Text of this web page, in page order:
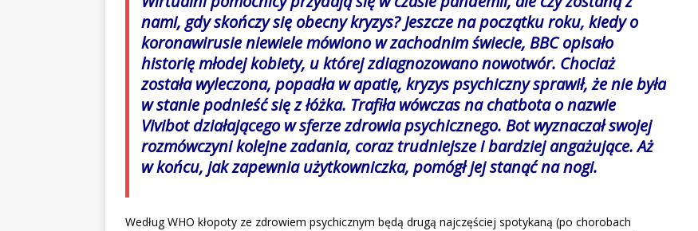
nami, gdy skończy się obecny kryzys? Jeszcze na początku roku, kiedy o
koronawirusie niewiele mówiono w zachodnim świecie, BBC opisało
historię młodej kobiety, u której zdiagnozowano nowotwór. Chociaż
została wyleczona, popadła w apatię, kryzys psychiczny sprawił, że nie była
w stanie podnieść się z łóżka. Trafiła wówczas na chatbota o nazwie
Vivibot działającego w sferze zdrowia psychicznego. Bot wyznaczał swojej
rozmówczyni kolejne zadania, coraz trudniejsze i bardziej angażujące. Aż
w końcu, jak zapewnia użytkowniczka, pomógł jej stanąć na nogi.
Według WHO kłopoty ze zdrowiem psychicznym będą drugą najczęściej spotykaną (po chorobach